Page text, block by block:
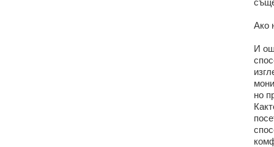
Ако
И
но